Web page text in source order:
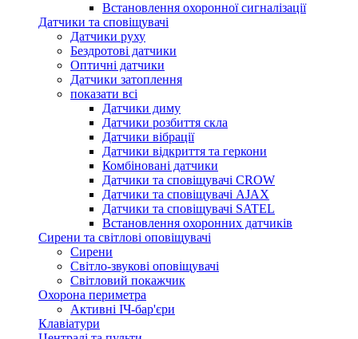
Встановлення охоронної сигналізації
Датчики та сповіщувачі
Датчики руху
Бездротові датчики
Оптичні датчики
Датчики затоплення
показати всі
Датчики диму
Датчики розбиття скла
Датчики вібрації
Датчики відкриття та геркони
Комбіновані датчики
Датчики та сповіщувачі CROW
Датчики та сповіщувачі AJAX
Датчики та сповіщувачі SATEL
Встановлення охоронних датчиків
Сирени та світлові оповіщувачі
Сирени
Світло-звукові оповіщувачі
Світловий покажчик
Охорона периметра
Активні ІЧ-бар'єри
Клавіатури